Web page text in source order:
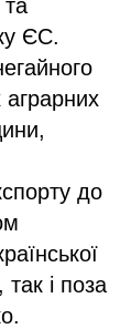
ЄС.
аграрних
до
так і поза